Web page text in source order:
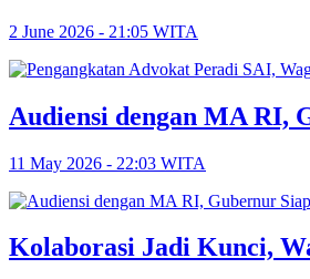
2 June 2026 - 21:05 WITA
Audiensi dengan MA RI,
11 May 2026 - 22:03 WITA
Kolaborasi Jadi Kunci,